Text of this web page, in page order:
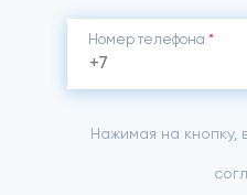
Номер телефона *
Нажимая на кнопку,